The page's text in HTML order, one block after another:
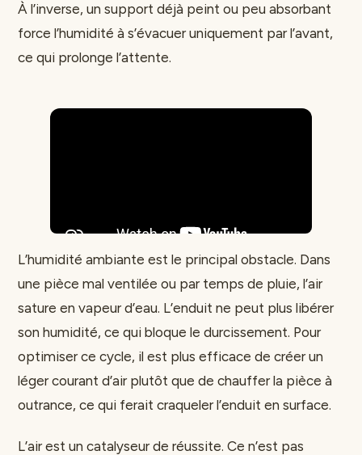
À l’inverse, un support déjà peint ou peu absorbant
force l’humidité à s’évacuer uniquement par l’avant,
ce qui prolonge l’attente.
L’humidité ambiante est le principal obstacle. Dans
une pièce mal ventilée ou par temps de pluie, l’air
sature en vapeur d’eau. L’enduit ne peut plus libérer
son humidité, ce qui bloque le durcissement. Pour
optimiser ce cycle, il est plus efficace de créer un
léger courant d’air plutôt que de chauffer la pièce à
outrance, ce qui ferait craqueler l’enduit en surface.
L’air est un catalyseur de réussite. Ce n’est pas